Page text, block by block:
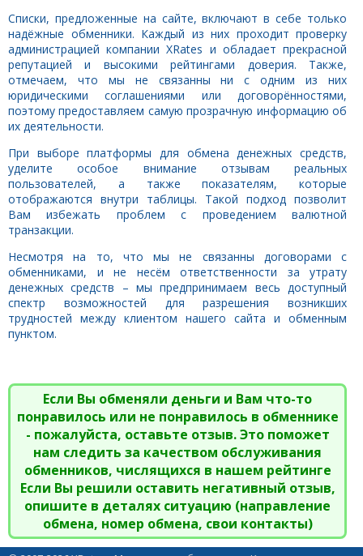
Списки, предложенные на сайте, включают в себе только
надёжные обменники. Каждый из них проходит проверку
администрацией компании XRates и обладает прекрасной
репутацией и высокими рейтингами доверия. Также,
отмечаем, что мы не связанны ни с одним из них
юридическими соглашениями или договорённостями,
поэтому предоставляем самую прозрачную информацию об
их деятельности.
При выборе платформы для обмена денежных средств,
уделите особое внимание отзывам реальных
пользователей, а также показателям, которые
отображаются внутри таблицы. Такой подход позволит
Вам избежать проблем с проведением валютной
транзакции.
Несмотря на то, что мы не связанны договорами с
обменниками, и не несём ответственности за утрату
денежных средств – мы предпринимаем весь доступный
спектр возможностей для разрешения возникших
трудностей между клиентом нашего сайта и обменным
пунктом.
Если Вы обменяли деньги и Вам что-то
понравилось или не понравилось в обменнике
- пожалуйста, оставьте отзыв. Это поможет
нам следить за качеством обслуживания
обменников, числящихся в нашем рейтинге
Если Вы решили оставить негативный отзыв,
опишите в деталях ситуацию (направление
обмена, номер обмена, свои контакты)